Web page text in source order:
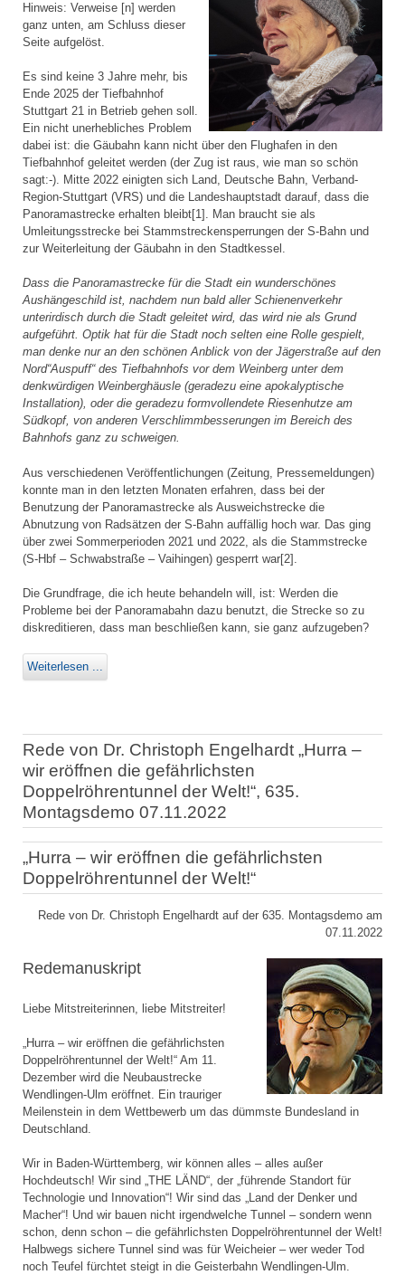
Hinweis: Verweise [n] werden
ganz unten, am Schluss dieser
Seite aufgelöst.
Es sind keine 3 Jahre mehr, bis
Ende 2025 der Tiefbahnhof
Stuttgart 21 in Betrieb gehen soll.
Ein nicht unerhebliches Problem
dabei ist: die Gäubahn kann nicht über den Flughafen in den
Tiefbahnhof geleitet werden (der Zug ist raus, wie man so schön
sagt:-). Mitte 2022 einigten sich Land, Deutsche Bahn, Verband-
Region-Stuttgart (VRS) und die Landeshauptstadt darauf, dass die
Panoramastrecke erhalten bleibt[1]. Man braucht sie als
Umleitungsstrecke bei Stammstreckensperrungen der S-Bahn und
zur Weiterleitung der Gäubahn in den Stadtkessel.
Dass die Panoramastrecke für die Stadt ein wunderschönes
Aushängeschild ist, nachdem nun bald aller Schienenverkehr
unterirdisch durch die Stadt geleitet wird, das wird nie als Grund
aufgeführt. Optik hat für die Stadt noch selten eine Rolle gespielt,
man denke nur an den schönen Anblick von der Jägerstraße auf den
Nord“Auspuff“ des Tiefbahnhofs vor dem Weinberg unter dem
denkwürdigen Weinberghäusle (geradezu eine apokalyptische
Installation), oder die geradezu formvollendete Riesenhutze am
Südkopf, von anderen Verschlimmbesserungen im Bereich des
Bahnhofs ganz zu schweigen.
Aus verschiedenen Veröffentlichungen (Zeitung, Pressemeldungen)
konnte man in den letzten Monaten erfahren, dass bei der
Benutzung der Panoramastrecke als Ausweichstrecke die
Abnutzung von Radsätzen der S-Bahn auffällig hoch war. Das ging
über zwei Sommerperioden 2021 und 2022, als die Stammstrecke
(S-Hbf – Schwabstraße – Vaihingen) gesperrt war[2].
Die Grundfrage, die ich heute behandeln will, ist: Werden die
Probleme bei der Panoramabahn dazu benutzt, die Strecke so zu
diskreditieren, dass man beschließen kann, sie ganz aufzugeben?
Weiterlesen ...
Rede von Dr. Christoph Engelhardt „Hurra –
wir eröffnen die gefährlichsten
Doppelröhrentunnel der Welt!“, 635.
Montagsdemo 07.11.2022
„Hurra – wir eröffnen die gefährlichsten
Doppelröhrentunnel der Welt!“
Rede von Dr. Christoph Engelhardt auf der 635. Montagsdemo am
07.11.2022
Redemanuskript
Liebe Mitstreiterinnen, liebe Mitstreiter!
„Hurra – wir eröffnen die gefährlichsten
Doppelröhrentunnel der Welt!“ Am 11.
Dezember wird die Neubaustrecke
Wendlingen-Ulm eröffnet. Ein trauriger
Meilenstein in dem Wettbewerb um das dümmste Bundesland in
Deutschland.
Wir in Baden-Württemberg, wir können alles – alles außer
Hochdeutsch! Wir sind „THE LÄND“, der „führende Standort für
Technologie und Innovation“! Wir sind das „Land der Denker und
Macher“! Und wir bauen nicht irgendwelche Tunnel – sondern wenn
schon, denn schon – die gefährlichsten Doppelröhrentunnel der Welt!
Halbwegs sichere Tunnel sind was für Weicheier – wer weder Tod
noch Teufel fürchtet steigt in die Geisterbahn Wendlingen-Ulm.